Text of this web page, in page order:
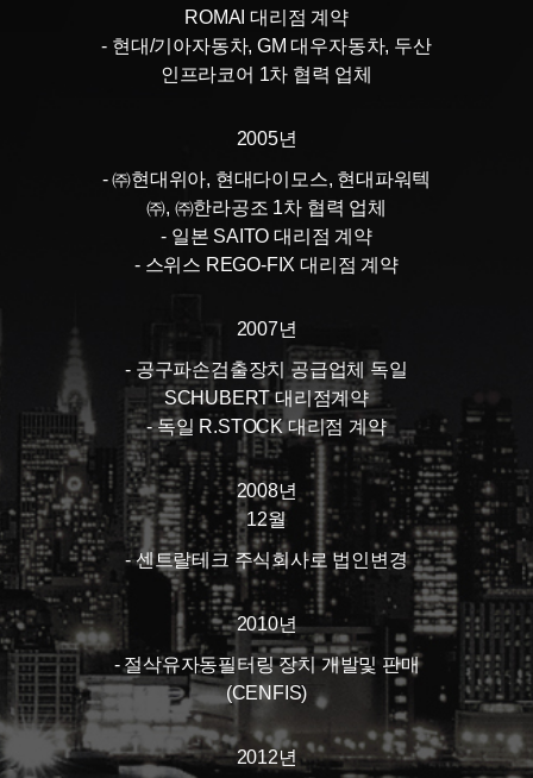
ROMAI 대리점 계약
- 현대/기아자동차, GM 대우자동차, 두산
인프라코어 1차 협력 업체
2005년
- ㈜현대위아, 현대다이모스, 현대파워텍
㈜, ㈜한라공조 1차 협력 업체
- 일본 SAITO 대리점 계약
- 스위스 REGO-FIX 대리점 계약
2007년
- 공구파손검출장치 공급업체 독일
SCHUBERT 대리점계약
- 독일 R.STOCK 대리점 계약
2008년
12월
- 센트랄테크 주식회사로 법인변경
2010년
- 절삭유자동필터링 장치 개발및 판매
(CENFIS)
2012년